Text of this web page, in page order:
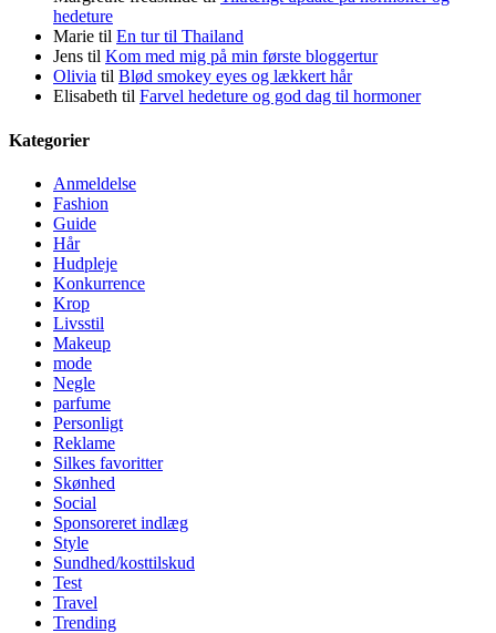
hedeture
Marie til En tur til Thailand
Jens til Kom med mig på min første bloggertur
Olivia til Blød smokey eyes og lækkert hår
Elisabeth til Farvel hedeture og god dag til hormoner
Kategorier
Anmeldelse
Fashion
Guide
Hår
Hudpleje
Konkurrence
Krop
Livsstil
Makeup
mode
Negle
parfume
Personligt
Reklame
Silkes favoritter
Skønhed
Social
Sponsoreret indlæg
Style
Sundhed/kosttilskud
Test
Travel
Trending